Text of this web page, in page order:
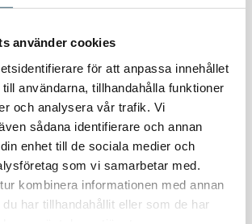
använder cookies
för att anpassa innehållet
användarna, tillhandahålla funktioner
och analysera vår trafik. Vi
sådana identifierare och annan
enhet till de sociala medier och
som vi samarbetar med.
kombinera informationen med annan
har tillhandahållit eller som de har
1300 liter,Dieseltankar,Fuelmaster
FuelMaster 1200 liter